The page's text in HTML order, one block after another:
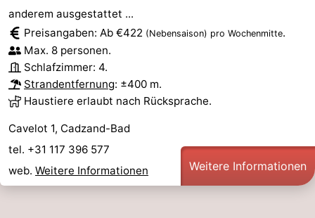
anderem ausgestattet ...
Preisangaben: Ab €422 (Nebensaison) pro Wochenmitte.
Max. 8 personen.
Schlafzimmer: 4.
Strandentfernung: ±400 m.
Haustiere erlaubt nach Rücksprache.
Cavelot 1, Cadzand-Bad
tel. +31 117 396 577
web. Weitere Informationen Weitere Informationen